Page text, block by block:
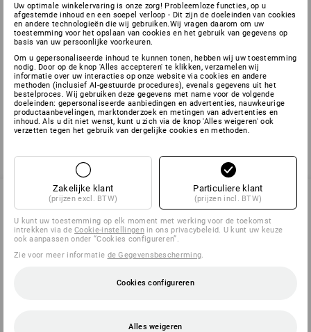
1 kleur
v.a. € 134,29
(incl. BTW) v.a. 2 stuks
1 kleur
v.a. € 47,07
(incl. BTW) v.a. 2 stuks
U hebt al 4 van 4 items bekeken.
SERVICE 02 400 27 64
Uw optimale winkelervaring is onze zorg! Probleemloze functies, op u
afgestemde inhoud en een soepel verloop - Dit zijn de doeleinden van cookies
en andere technologieën die wij gebruiken.Wij vragen daarom om uw
toestemming voor het opslaan van cookies en het gebruik van gegevens op
basis van uw persoonlijke voorkeuren.
Om u gepersonaliseerde inhoud te kunnen tonen, hebben wij uw toestemming
nodig. Door op de knop 'Alles accepteren' te klikken, verzamelen wij
informatie over uw interacties op onze website via cookies en andere
methoden (inclusief AI-gestuurde procedures), evenals gegevens uit het
bestelproces. Wij gebruiken deze gegevens met name voor de volgende
doeleinden: gepersonaliseerde aanbiedingen en advertenties, nauwkeurige
productaanbevelingen, marktonderzoek en metingen van advertenties en
inhoud. Als u dit niet wenst, kunt u zich via de knop 'Alles weigeren' ook
verzetten tegen het gebruik van dergelijke cookies en methoden.
Zakelijke klant
(prijzen excl. BTW)
Particuliere klant
(prijzen incl. BTW)
U kunt uw toestemming op elk moment met werking voor de toekomst
intrekken via deCookie-instellingenin ons privacybeleid. U kunt uw keuze
ook aanpassen onder “Cookies configureren”.
Zie voor meer informatie de Gegevensbescherming
Cookies configureren
Alles weigeren